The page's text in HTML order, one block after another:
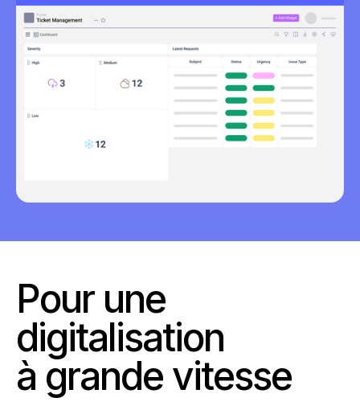
Pour une
digitalisation
à grande vitesse